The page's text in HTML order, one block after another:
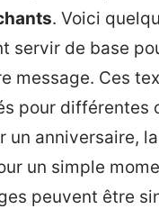
. Voici
servir de base
message. Ces
pour différentes
un anniversaire,
un simple
peuvent être